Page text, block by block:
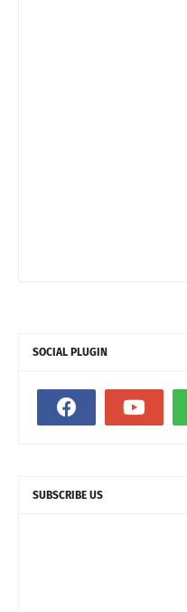
SOCIAL PLUGIN
SUBSCRIBE US